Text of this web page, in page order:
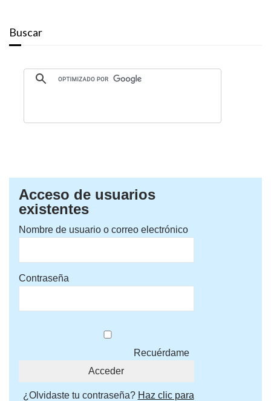
Buscar
Acceso de usuarios
existentes
Nombre de usuario o correo electrónico
Contraseña
Recuérdame
¿Olvidaste tu contraseña? Haz clic para